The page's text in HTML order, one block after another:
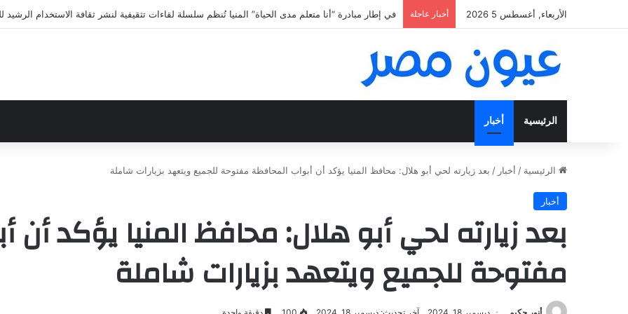
الأربعاء, أغسطس 5 2026 أخبار عاجلة «فتح عينك كويس».. اعثر على الاختلافات الخمس خلال 11 ثانية فقط
الرئيسية أخبار
الرئيسية / أخبار / بعد زيارته لحي أبو هلال: محافظ المنيا يؤكد أن أبواب المحافظة مفتوحة للجميع ويتعهد بزيارات شاملة
أخبار
بعد زيارته لحي أبو هلال: محافظ المنيا يؤكد
مفتوحة للجميع ويتعهد بزيارات شاملة